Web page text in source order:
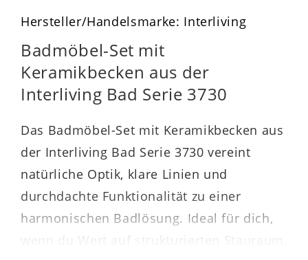
Hersteller/Handelsmarke: Interliving
Badmöbel-Set mit
Keramikbecken aus der
Interliving Bad Serie 3730
Das Badmöbel-Set mit Keramikbecken aus
der Interliving Bad Serie 3730 vereint
natürliche Optik, klare Linien und
durchdachte Funktionalität zu einer
harmonischen Badlösung. Ideal für dich,
wenn du Wert auf strukturierten Stauraum,